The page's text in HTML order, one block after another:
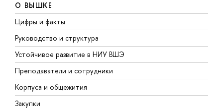
О ВЫШКЕ
Цифры и факты
Руководство и структура
Устойчивое развитие в НИУ ВШЭ
Преподаватели и сотрудники
Корпуса и общежития
Закупки